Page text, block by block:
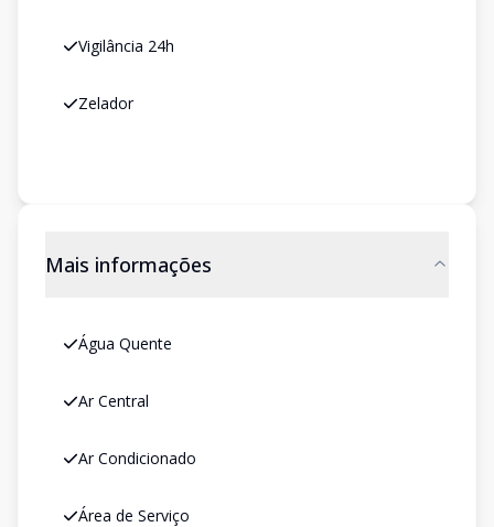
Vigilância 24h
Zelador
Mais informações
Água Quente
Ar Central
Ar Condicionado
Área de Serviço